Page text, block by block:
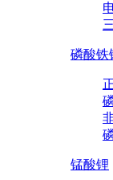
磷酸铁
锰酸锂